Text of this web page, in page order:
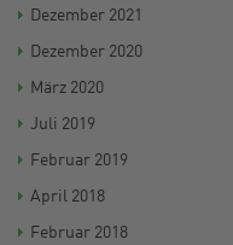
Dezember 2021
Dezember 2020
März 2020
Juli 2019
Februar 2019
April 2018
Februar 2018